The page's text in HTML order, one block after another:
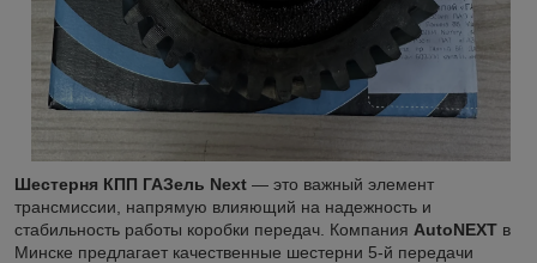
Шестерня КПП ГАЗель Next — это важный элемент
трансмиссии, напрямую влияющий на надежность и
стабильность работы коробки передач. Компания AutoNEXT в
Минске предлагает качественные шестерни 5-й передачи